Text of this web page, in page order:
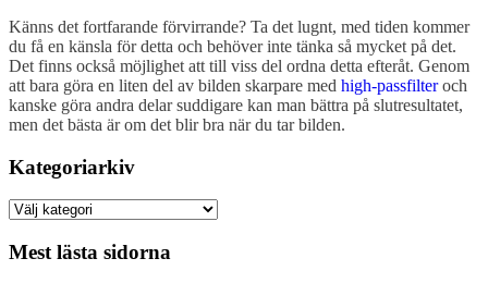
Känns det fortfarande förvirrande? Ta det lugnt, med tiden kommer
du få en känsla för detta och behöver inte tänka så mycket på det.
Det finns också möjlighet att till viss del ordna detta efteråt. Genom
att bara göra en liten del av bilden skarpare med high-passfilteroch
kanske göra andra delar suddigare kan man bättra på slutresultatet,
men det bästa är om det blir bra när du tar bilden.
Kategoriarkiv
Kategoriarkiv
Mest lästa sidorna